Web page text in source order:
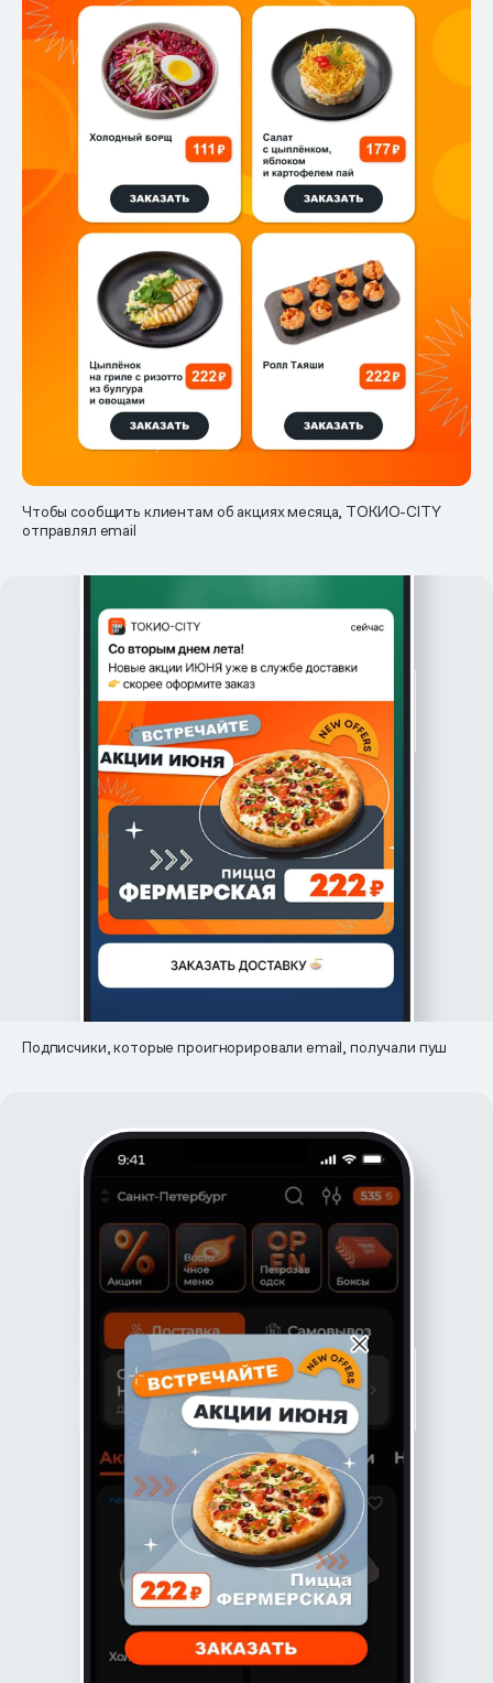
Чтобы сообщить клиентам об акциях месяца, ТОКИО-CITY
отправлял email
Подписчики, которые проигнорировали email, получали пуш